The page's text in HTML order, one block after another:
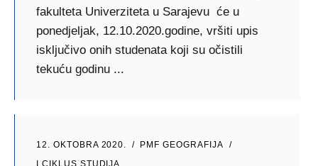
fakulteta Univerziteta u Sarajevu će u
ponedjeljak, 12.10.2020.godine, vršiti upis
isključivo onih studenata koji su očistili
tekuću godinu
12. OKTOBRA 2020.
PMF GEOGRAFIJA
I CIKLUS STUDIJA